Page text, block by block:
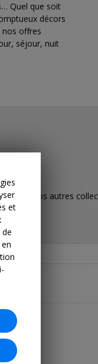
Quel que soit
décors
nos offres
séjour, nuit
Vérifiez nos autres
et